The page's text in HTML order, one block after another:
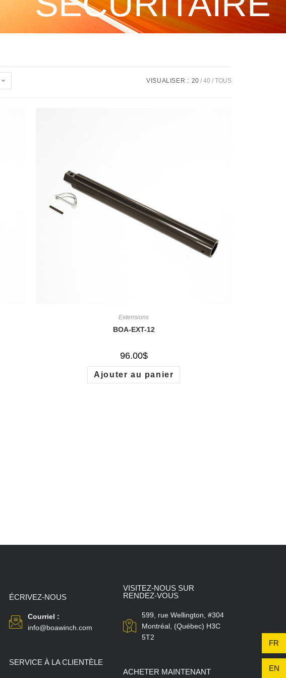
VISUALISER : 20 40 TOUS
Extensions
BOA-EXT-12
96.00$
Ajouter au panier
ÉCRIVEZ-NOUS
Courriel :
info@boawinch.com
SERVICE À LA CLIENTÈLE
VISITEZ-NOUS SUR
RENDEZ-VOUS
599, rue Wellington, #304
Montréal, (Québec) H3C
5T2
ACHETER MAINTENANT
FR
EN